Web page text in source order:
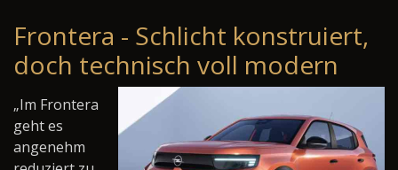
Frontera - Schlicht konstruiert,
doch technisch voll modern
„Im Frontera
geht es
angenehm